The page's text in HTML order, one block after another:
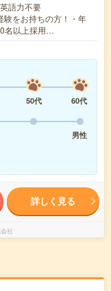
語力不要
験をお持ちの方！・年
名以上採用…
50代
60代
男性
詳しく見る
社